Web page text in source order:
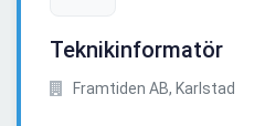
Teknikinformatör
Framtiden AB, Karlstad